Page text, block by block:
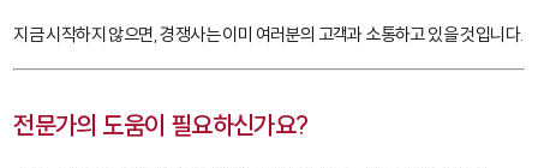
지금 시작하지 않으면, 경쟁사는 이미 여러분의 고객과 소통하고 있을 것입니다.
전문가의 도움이 필요하신가요?